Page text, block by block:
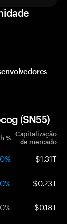
(SN55)
% Capitalização
de mercado
$1.31T
$0.23T
$0.18T